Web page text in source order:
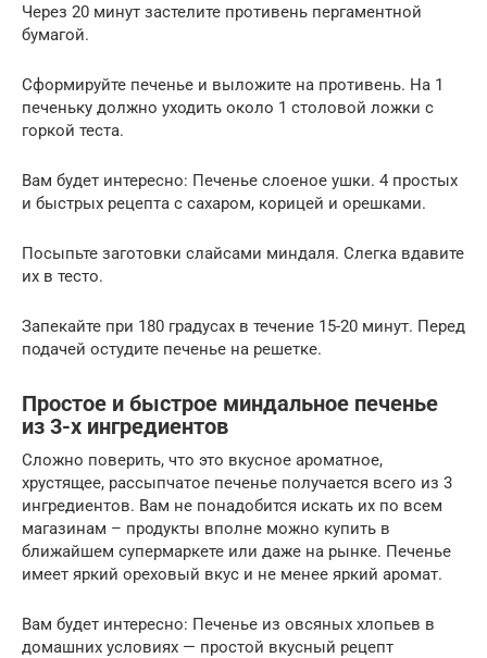
Через 20 минут застелите противень пергаментной
бумагой.
Сформируйте печенье и выложите на противень. На 1
печеньку должно уходить около 1 столовой ложки с
горкой теста.
Вам будет интересно: Печенье слоеное ушки. 4 простых
и быстрых рецепта с сахаром, корицей и орешками.
Посыпьте заготовки слайсами миндаля. Слегка вдавите
их в тесто.
Запекайте при 180 градусах в течение 15-20 минут. Перед
подачей остудите печенье на решетке.
Простое и быстрое миндальное печенье
из 3-х ингредиентов
Сложно поверить, что это вкусное ароматное,
хрустящее, рассыпчатое печенье получается всего из 3
ингредиентов. Вам не понадобится искать их по всем
магазинам – продукты вполне можно купить в
ближайшем супермаркете или даже на рынке. Печенье
имеет яркий ореховый вкус и не менее яркий аромат.
Вам будет интересно: Печенье из овсяных хлопьев в
домашних условиях — простой вкусный рецепт